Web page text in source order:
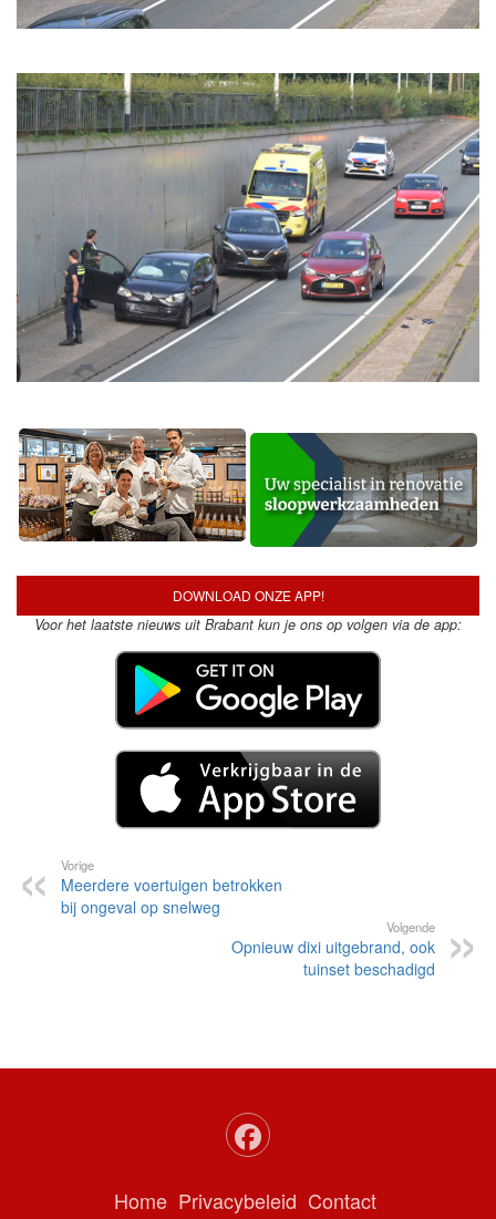
DOWNLOAD ONZE APP!
Voor het laatste nieuws uit Brabant kun je ons op volgen via de app:
Vorige
Meerdere voertuigen betrokken
bij ongeval op snelweg
Volgende
Opnieuw dixi uitgebrand, ook
tuinset beschadigd
Home Privacybeleid Contact